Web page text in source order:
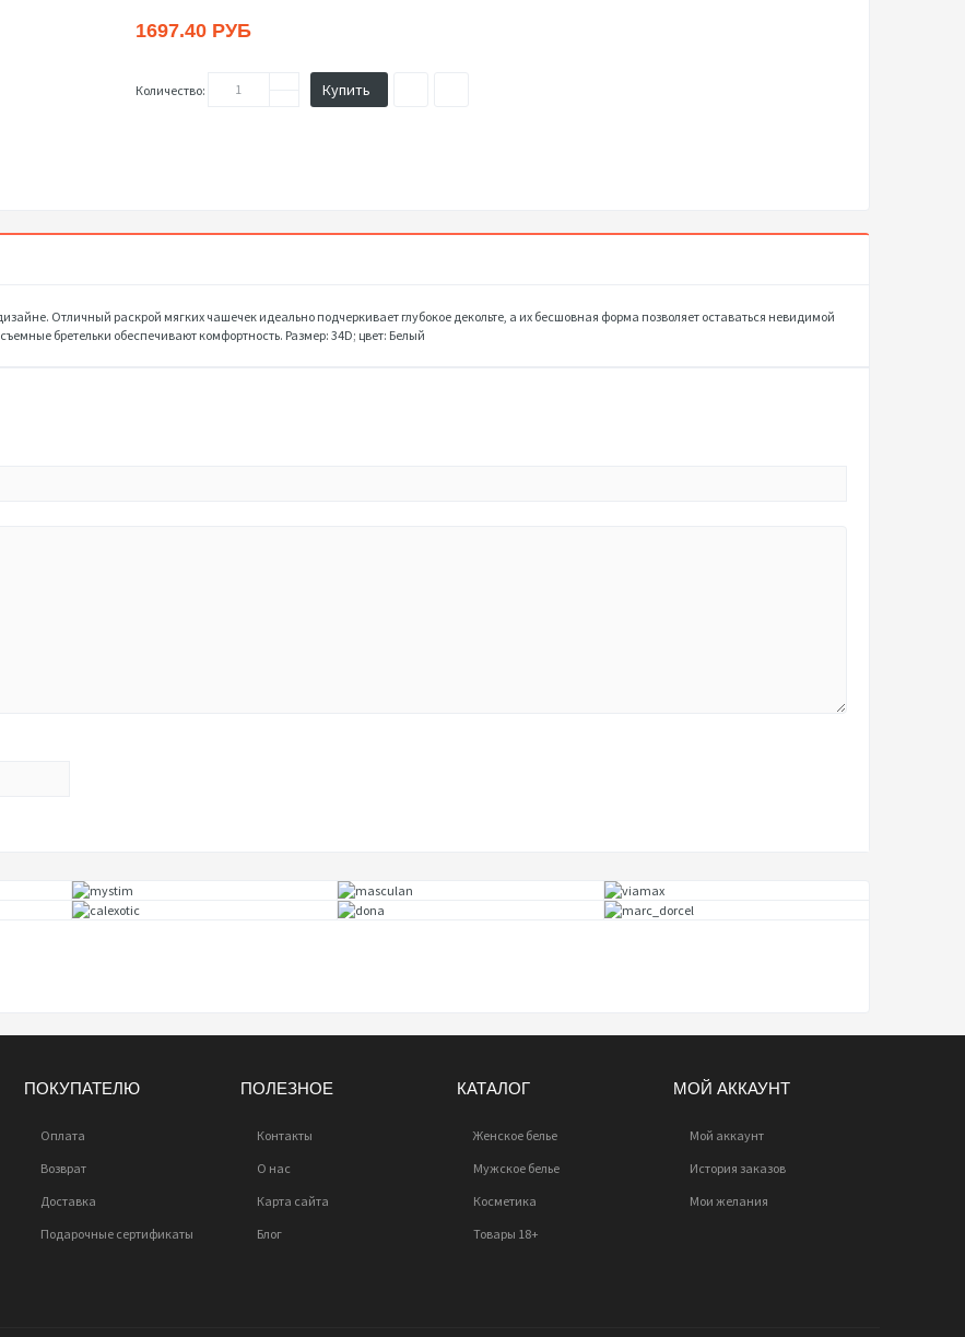
1697.40 РУБ
Количество: Купить
Отличный раскрой мягких чашечек идеально подчеркивает глубокое декольте, а их бесшовная форма позволяет оставаться невидимой
бретельки обеспечивают комфортность. Размер: 34D; цвет: Белый
ПОКУПАТЕЛЮ
Оплата
Возврат
Доставка
Подарочные сертификаты
ПОЛЕЗНОЕ
Контакты
О нас
Карта сайта
Блог
КАТАЛОГ
Женское белье
Мужское белье
Косметика
Товары 18+
МОЙ АККАУНТ
Мой аккаунт
История заказов
Мои желания